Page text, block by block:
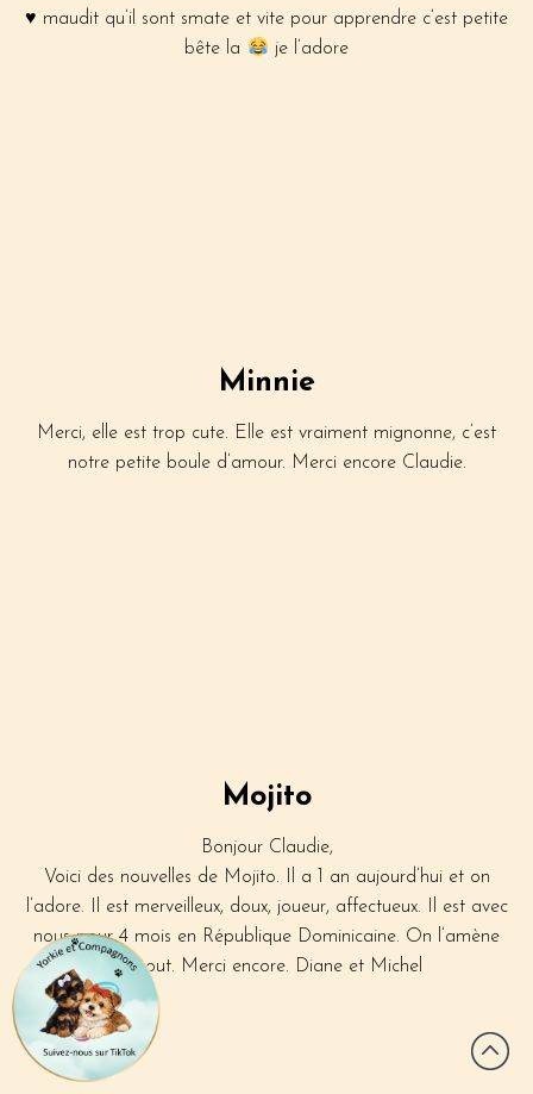
♥️ maudit qu’il sont smate et vite pour apprendre c’est petite
bête la
je l’adore
Minnie
Merci, elle est trop cute. Elle est vraiment mignonne, c’est
notre petite boule d’amour. Merci encore Claudie.
Mojito
Bonjour Claudie,
Voici des nouvelles de Mojito. Il a 1 an aujourd’hui et on
l’adore. Il est merveilleux, doux, joueur, affectueux. Il est avec
nous pour 4 mois en République Dominicaine. On l’amène
partout. Merci encore. Diane et Michel